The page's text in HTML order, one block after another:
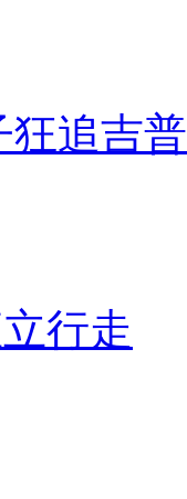
狂追吉
行走